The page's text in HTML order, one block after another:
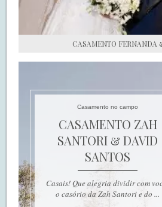
CASAMENTO FERNANDA
Casamento no campo
CASAMENTO ZAH
SANTORI & DAVID
SANTOS
Casais! Que alegria dividir com
o casório da Zah Santori e do ...